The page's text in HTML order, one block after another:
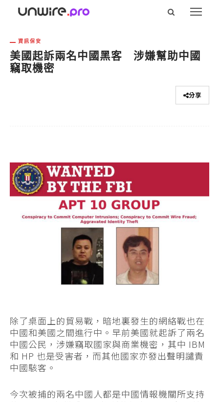
資訊保安
美國起訴兩名中國黑客 涉嫌幫助中國
竊取機密
分享
除了桌面上的貿易戰，暗地裏發生的網絡戰也在
中國和美國之間進行中。早前美國就起訴了兩名
中國公民，涉嫌竊取國家與商業機密，其中 IBM
和 HP 也是受害者，而其他國家亦發出聲明譴責
中國駭客。
今次被捕的兩名中國人都是中國情報機關所支持